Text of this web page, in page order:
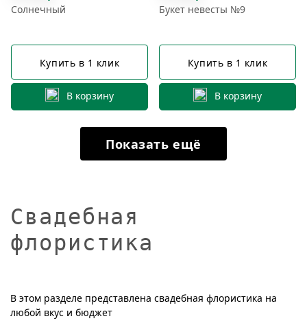
Солнечный
Купить в 1 клик
В корзину
Букет невесты №9
Купить в 1 клик
В корзину
Показать ещё
Свадебная
флористика
В этом разделе представлена свадебная флористика на
любой вкус и бюджет